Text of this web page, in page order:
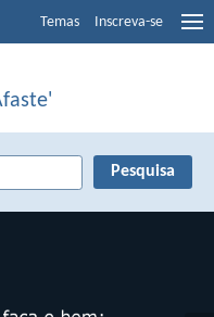
Temas Inscreva-se